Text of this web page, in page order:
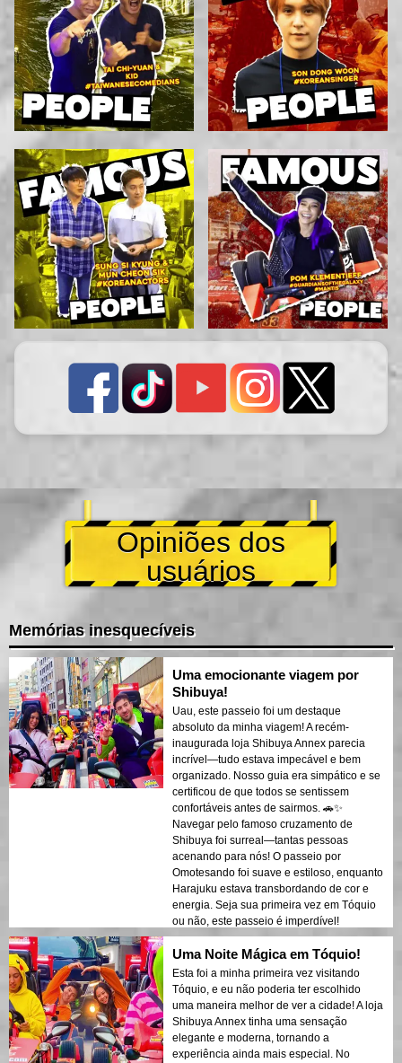
Opiniões dos
usuários
Memórias inesquecíveis
Uma emocionante viagem por
Shibuya!
Uau, este passeio foi um destaque
absoluto da minha viagem! A recém-
inaugurada loja Shibuya Annex parecia
incrível—tudo estava impecável e bem
organizado. Nosso guia era simpático e se
certificou de que todos se sentissem
confortáveis antes de sairmos. 🚗✨
Navegar pelo famoso cruzamento de
Shibuya foi surreal—tantas pessoas
acenando para nós! O passeio por
Omotesando foi suave e estiloso, enquanto
Harajuku estava transbordando de cor e
energia. Seja sua primeira vez em Tóquio
ou não, este passeio é imperdível!
Uma Noite Mágica em Tóquio!
Esta foi a minha primeira vez visitando
Tóquio, e eu não poderia ter escolhido
uma maneira melhor de ver a cidade! A loja
Shibuya Annex tinha uma sensação
elegante e moderna, tornando a
experiência ainda mais especial. No